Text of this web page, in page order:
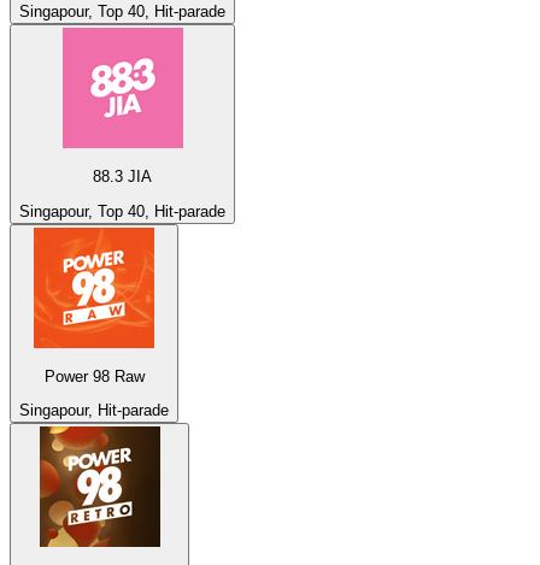
Singapour, Top 40, Hit-parade
88.3 JIA
Singapour, Top 40, Hit-parade
Power 98 Raw
Singapour, Hit-parade